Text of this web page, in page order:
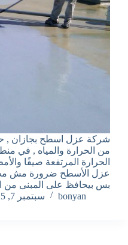
شركة عزل اسطح بجازان ,
من الحرارة والمياه , في
الحرارة المرتفعة صيفًا
عزل الأسطح ضرورة مش
بس بيحافظ على المبنى من
bonyan
سبتمبر 7, 2025